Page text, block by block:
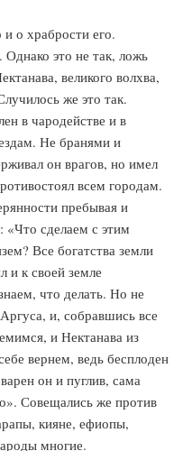
о храбрости его.
это не так, ложь
великого волхва,
же это так.
в чародействе и в
Не бранями и
он врагов, но имел
всем городам.
пребывая и
«Что сделаем с этим
Все богатства земли
и к своей земле
что делать. Но не
и, собравшись все
и Нектанава из
вернем, ведь бесплоден
он и пуглив, сама
Совещались же против
кияне, ефиопы,
многие.